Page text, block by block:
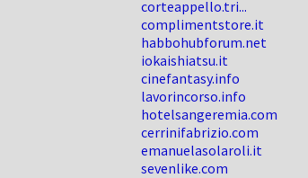
corteappello.tri...
complimentstore.it
habbohubforum.net
iokaishiatsu.it
cinefantasy.info
lavorincorso.info
hotelsangeremia.com
cerrinifabrizio.com
emanuelasolaroli.it
sevenlike.com